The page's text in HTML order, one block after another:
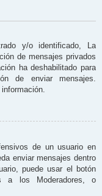
y/o identificado, La
de mensajes privados
ha deshabilitado para
de enviar mensajes.
de un usuario en
enviar mensajes dentro
puede usar el botón
a los Moderadores, o